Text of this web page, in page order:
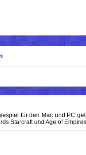
für den Mac und PC
Starcraft und Age of